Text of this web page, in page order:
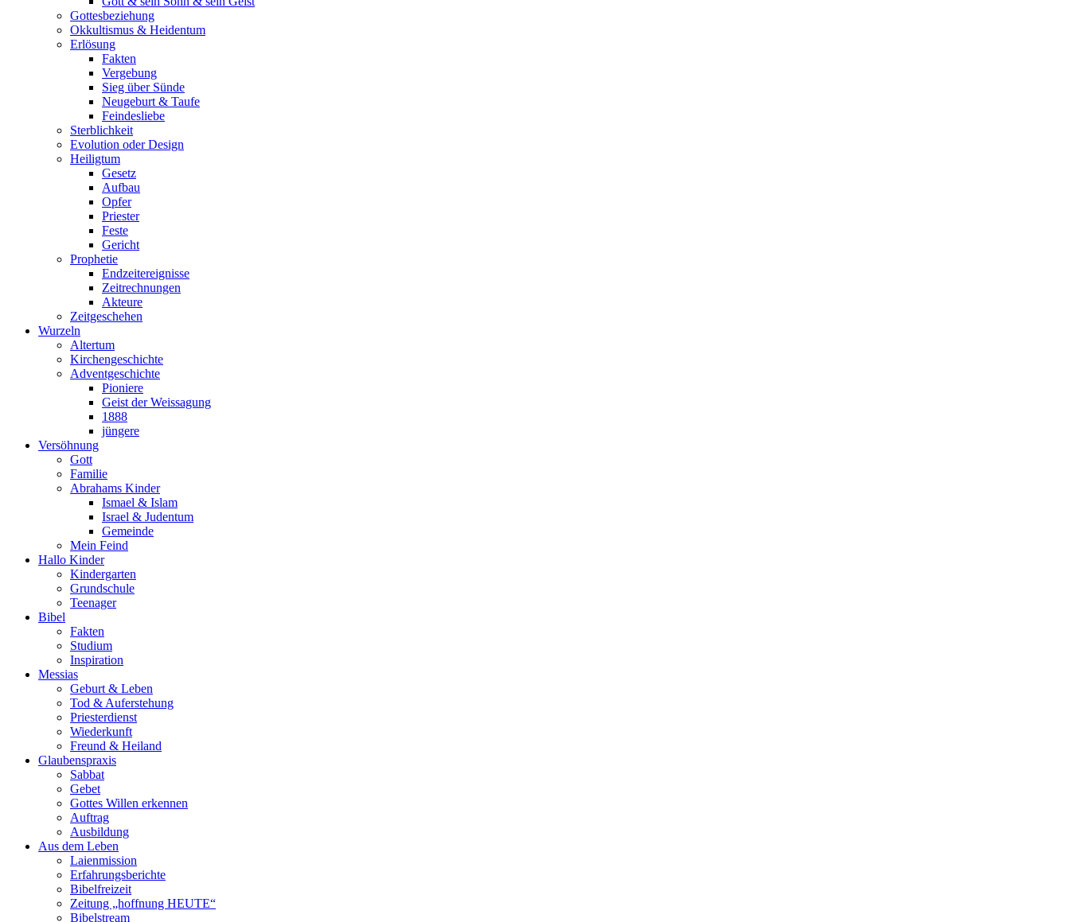
Gottesbeziehung
Okkultismus & Heidentum
Erlösung
Fakten
Vergebung
Sieg über Sünde
Neugeburt & Taufe
Feindesliebe
Sterblichkeit
Evolution oder Design
Heiligtum
Gesetz
Aufbau
Opfer
Priester
Feste
Gericht
Prophetie
Endzeitereignisse
Zeitrechnungen
Akteure
Zeitgeschehen
Wurzeln
Altertum
Kirchengeschichte
Adventgeschichte
Pioniere
Geist der Weissagung
1888
jüngere
Versöhnung
Gott
Familie
Abrahams Kinder
Ismael & Islam
Israel & Judentum
Gemeinde
Mein Feind
Hallo Kinder
Kindergarten
Grundschule
Teenager
Bibel
Fakten
Studium
Inspiration
Messias
Geburt & Leben
Tod & Auferstehung
Priesterdienst
Wiederkunft
Freund & Heiland
Glaubenspraxis
Sabbat
Gebet
Gottes Willen erkennen
Auftrag
Ausbildung
Aus dem Leben
Laienmission
Erfahrungsberichte
Bibelfreizeit
Zeitung „hoffnung HEUTE“
Bibelstream